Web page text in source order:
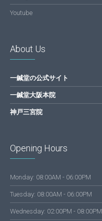
Youtube
About Us
一鍼堂の公式サイト
一鍼堂大阪本院
神戸三宮院
Opening Hours
Monday: 08:00AM - 06:00PM
Tuesday: 08:00AM - 06:00PM
Wednesday: 02:00PM - 08:00PM